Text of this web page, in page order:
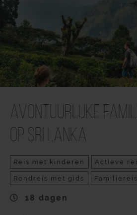
Avontuurlijke
op Sri Lanka
Reis met kinderen Actieve
Rondreis met gids Familiereis
18 dagen